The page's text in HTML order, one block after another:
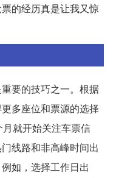
的经历真是让我又惊
要的技巧之一。根据
多座位和票源的选择
就开始关注车票信
线路和非高峰时间出
如，选择工作日出